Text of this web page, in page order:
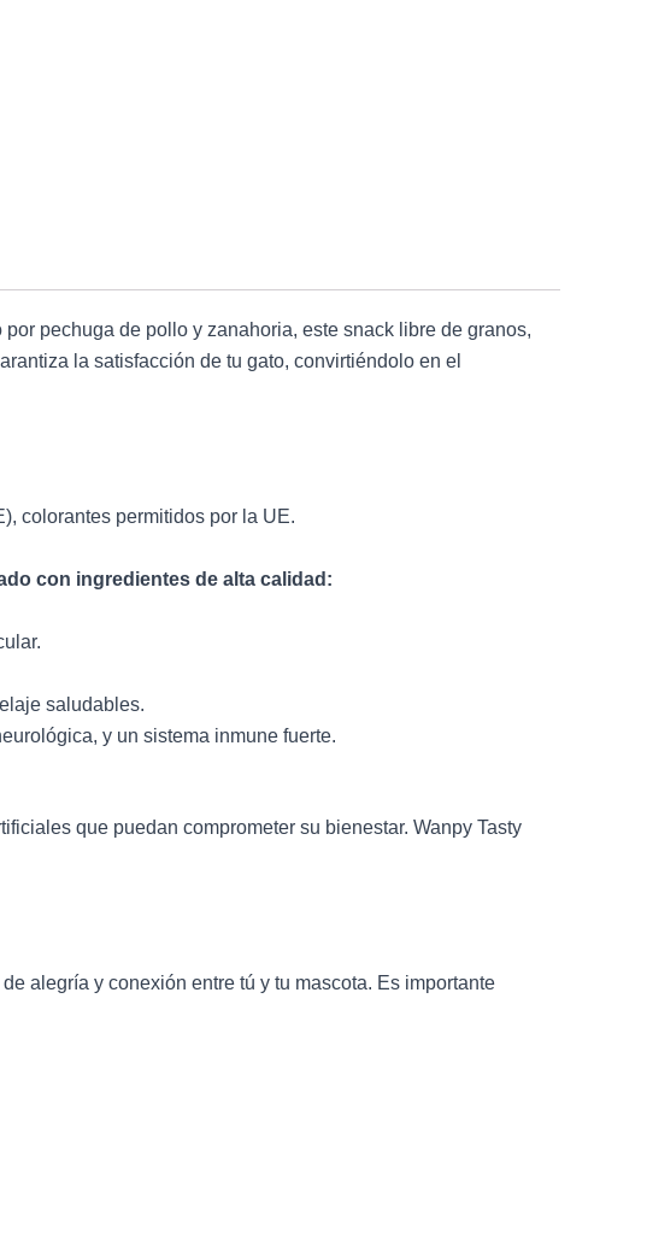
pechuga de pollo y zanahoria, este snack libre de granos,
la satisfacción de tu gato, convirtiéndolo en el
colorantes permitidos por la UE.
con ingredientes de alta calidad:
saludables.
y un sistema inmune fuerte.
que puedan comprometer su bienestar. Wanpy Tasty
alegría y conexión entre tú y tu mascota. Es importante